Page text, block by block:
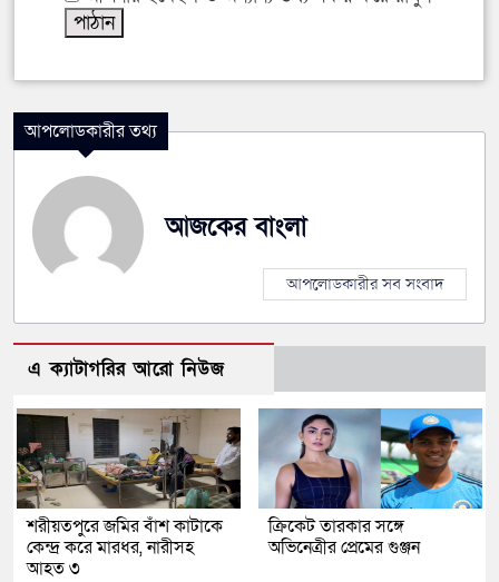
আপলোডকারীর তথ্য
আজকের বাংলা
আপলোডকারীর সব সংবাদ
এ ক্যাটাগরির আরো নিউজ
শরীয়তপুরে জমির বাঁশ কাটাকে
কেন্দ্র করে মারধর, নারীসহ
আহত ৩
ক্রিকেট তারকার সঙ্গে
অভিনেত্রীর প্রেমের গুঞ্জন